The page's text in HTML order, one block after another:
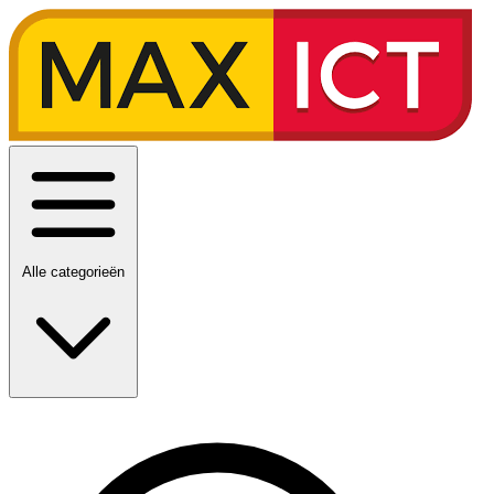
Alle categorieën